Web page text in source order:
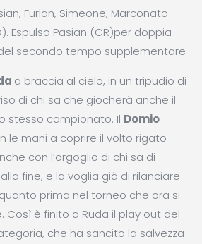
Furlan, Simeone, Marconato
Espulso Pasian (CR)per doppia
secondo tempo supplementare
a braccia al cielo, in un tripudio di
di chi sa che giocherà anche il
stesso campionato. Il Domio
le mani a coprire il volto rigato
con l’orgoglio di chi sa di
fine, e la voglia già di rilanciare
prima nel torneo che ora si
Così è finito a Ruda il play out del
che ha sancito la salvezza